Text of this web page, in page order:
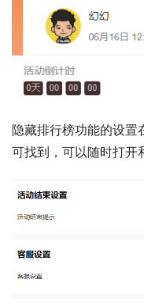
隐藏排行榜功能的设置
可找到，可以随时打开